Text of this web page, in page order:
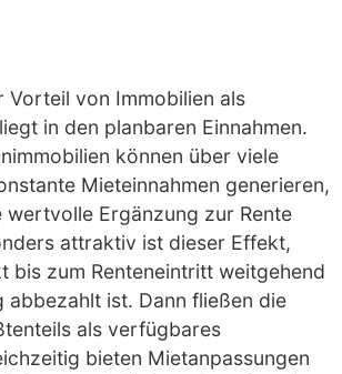
Vorteil von Immobilien als
in den planbaren Einnahmen.
können über viele
Mieteinnahmen generieren,
wertvolle Ergänzung zur Rente
attraktiv ist dieser Effekt,
bis zum Renteneintritt weitgehend
abbezahlt ist. Dann fließen die
als verfügbares
bieten Mietanpassungen